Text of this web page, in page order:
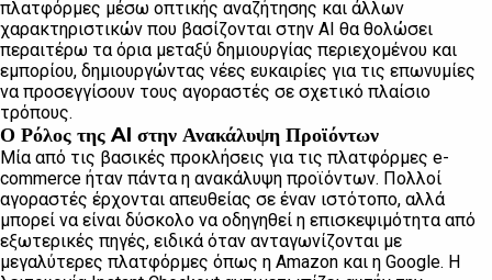
πλατφόρμες μέσω οπτικής αναζήτησης και άλλων
χαρακτηριστικών που βασίζονται στην AI θα θολώσει
περαιτέρω τα όρια μεταξύ δημιουργίας περιεχομένου και
εμπορίου, δημιουργώντας νέες ευκαιρίες για τις επωνυμίες
να προσεγγίσουν τους αγοραστές σε σχετικό πλαίσιο
τρόπους.
Ο Ρόλος της AI στην Ανακάλυψη Προϊόντων
Μία από τις βασικές προκλήσεις για τις πλατφόρμες e-
commerce ήταν πάντα η ανακάλυψη προϊόντων. Πολλοί
αγοραστές έρχονται απευθείας σε έναν ιστότοπο, αλλά
μπορεί να είναι δύσκολο να οδηγηθεί η επισκεψιμότητα από
εξωτερικές πηγές, ειδικά όταν ανταγωνίζονται με
μεγαλύτερες πλατφόρμες όπως η Amazon και η Google. Η